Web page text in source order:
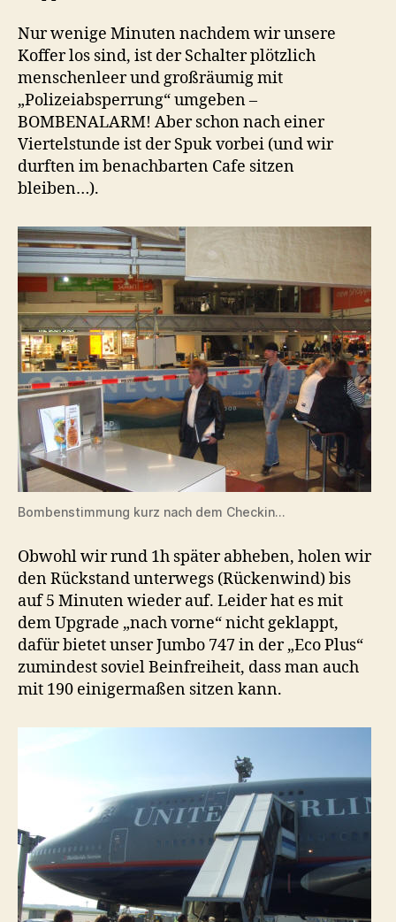
Nur wenige Minuten nachdem wir unsere
Koffer los sind, ist der Schalter plötzlich
menschenleer und großräumig mit
„Polizeiabsperrung“ umgeben –
BOMBENALARM! Aber schon nach einer
Viertelstunde ist der Spuk vorbei (und wir
durften im benachbarten Cafe sitzen
bleiben…).
Bombenstimmung kurz nach dem Checkin…
Obwohl wir rund 1h später abheben, holen wir
den Rückstand unterwegs (Rückenwind) bis
auf 5 Minuten wieder auf. Leider hat es mit
dem Upgrade „nach vorne“ nicht geklappt,
dafür bietet unser Jumbo 747 in der „Eco Plus“
zumindest soviel Beinfreiheit, dass man auch
mit 190 einigermaßen sitzen kann.